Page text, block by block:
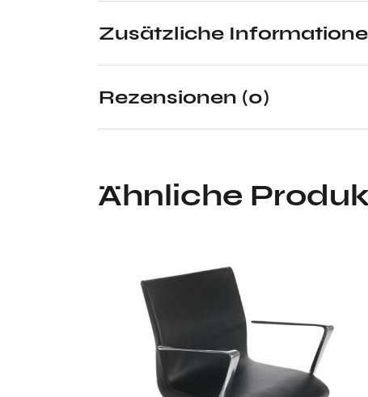
Zusätzliche
Rezensionen (0)
Ähnliche